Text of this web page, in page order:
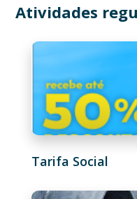
Atividades
Tarifa Social